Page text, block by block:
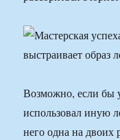
Возможно, если бы
использовал иную
него одна на двоих